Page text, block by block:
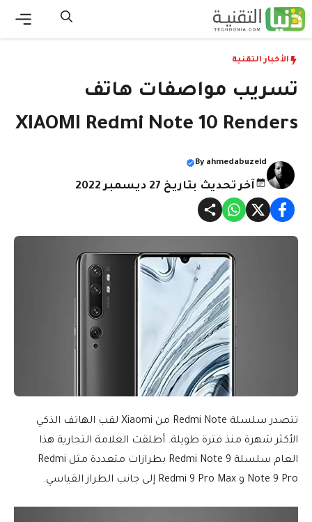
انتقل
إلى
الأخبار التقنية
تسريب مواصفات هاتف
XIAOMI Redmi Note 10 Renders
By ahmedabuzeid
آخر تحديث بتاريخ 27 ديسمبر 2022
تتصدر سلسلة Redmi Note من Xiaomi لقب الهاتف الذكي
الأكثر شهرة منذ فترة طويلة. أطلقت العلامة التجارية هذا
العام سلسلة Redmi Note 9 بطرازات متعددة مثل Redmi
Note 9 Pro و Redmi 9 Pro Max إلى جانب الطراز القياسي.